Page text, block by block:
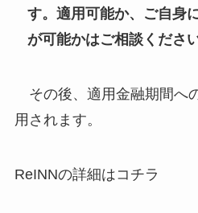
す。適用可能か、ご自身
が可能かはご相談くださ
その後、適用金融期間へ
用されます。
ReINNの詳細はコチラ